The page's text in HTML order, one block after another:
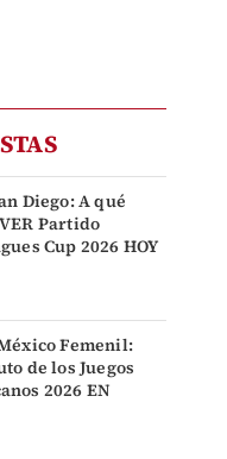
Diego: A qué
Partido
Cup 2026 HOY
Femenil:
de los Juegos
2026 EN